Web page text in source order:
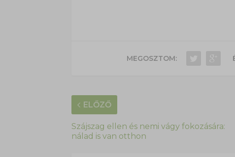
MEGOSZTOM:
ELŐZŐ
Szájszag ellen és nemi vágy fokozására:
nálad is van otthon